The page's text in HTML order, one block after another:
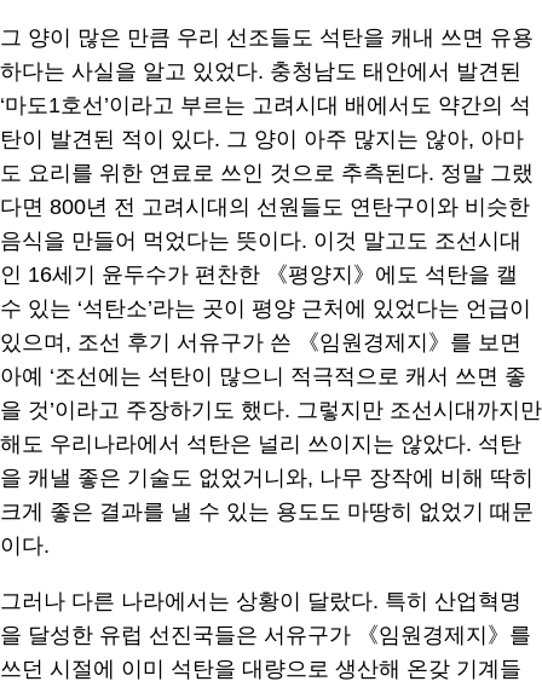
그 양이 많은 만큼 우리 선조들도 석탄을 캐내 쓰면 유용
하다는 사실을 알고 있었다. 충청남도 태안에서 발견된
‘마도1호선’이라고 부르는 고려시대 배에서도 약간의 석
탄이 발견된 적이 있다. 그 양이 아주 많지는 않아, 아마
도 요리를 위한 연료로 쓰인 것으로 추측된다. 정말 그랬
다면 800년 전 고려시대의 선원들도 연탄구이와 비슷한
음식을 만들어 먹었다는 뜻이다. 이것 말고도 조선시대
인 16세기 윤두수가 편찬한 《평양지》에도 석탄을 캘
수 있는 ‘석탄소’라는 곳이 평양 근처에 있었다는 언급이
있으며, 조선 후기 서유구가 쓴 《임원경제지》를 보면
아예 ‘조선에는 석탄이 많으니 적극적으로 캐서 쓰면 좋
을 것’이라고 주장하기도 했다. 그렇지만 조선시대까지만
해도 우리나라에서 석탄은 널리 쓰이지는 않았다. 석탄
을 캐낼 좋은 기술도 없었거니와, 나무 장작에 비해 딱히
크게 좋은 결과를 낼 수 있는 용도도 마땅히 없었기 때문
이다.
그러나 다른 나라에서는 상황이 달랐다. 특히 산업혁명
을 달성한 유럽 선진국들은 서유구가 《임원경제지》를
쓰던 시절에 이미 석탄을 대량으로 생산해 온갖 기계들